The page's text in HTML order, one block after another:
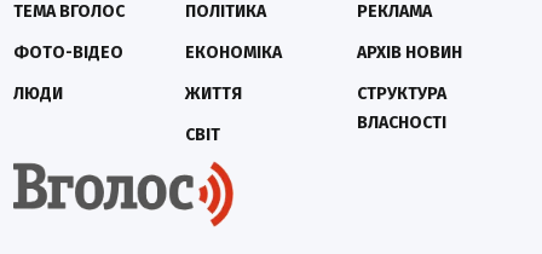
ТЕМА ВГОЛОС
ФОТО-ВІДЕО
ЛЮДИ
ПОЛІТИКА
ЕКОНОМІКА
ЖИТТЯ
СВІТ
РЕКЛАМА
АРХІВ НОВИН
СТРУКТУРА
ВЛАСНОСТІ